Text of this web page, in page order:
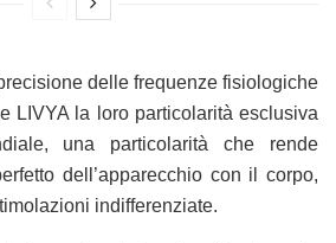
delle frequenze fisiologiche
LIVYA la loro particolarità esclusiva
una particolarità che rende
dell’apparecchio con il corpo,
indifferenziate.